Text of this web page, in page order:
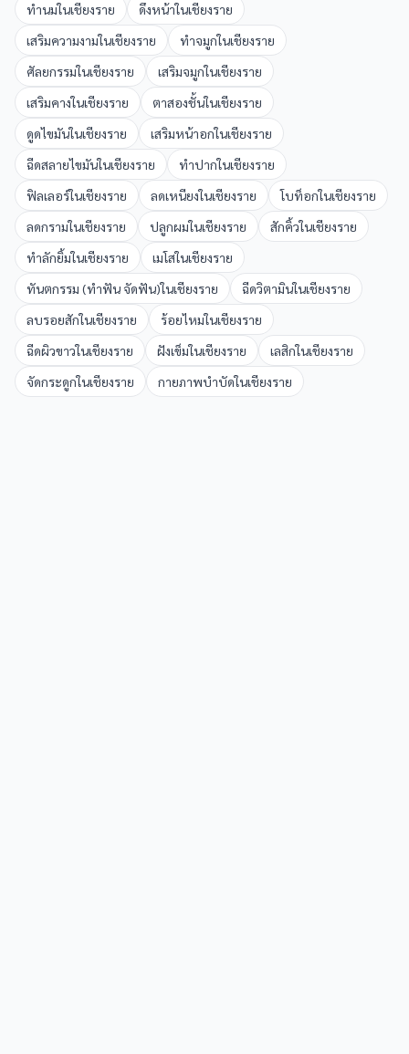
ทำนมในเชียงราย ดึงหน้าในเชียงราย
เสริมความงามในเชียงราย ทำจมูกในเชียงราย
ศัลยกรรมในเชียงราย เสริมจมูกในเชียงราย
เสริมคางในเชียงราย ตาสองชั้นในเชียงราย
ดูดไขมันในเชียงราย เสริมหน้าอกในเชียงราย
ฉีดสลายไขมันในเชียงราย ทำปากในเชียงราย
ฟิลเลอร์ในเชียงราย ลดเหนียงในเชียงราย โบท็อกในเชียงราย
ลดกรามในเชียงราย ปลูกผมในเชียงราย สักคิ้วในเชียงราย
ทำลักยิ้มในเชียงราย เมโสในเชียงราย
ทันตกรรม (ทำฟัน จัดฟัน)ในเชียงราย ฉีดวิตามินในเชียงราย
ลบรอยสักในเชียงราย ร้อยไหมในเชียงราย
ฉีดผิวขาวในเชียงราย ฝังเข็มในเชียงราย เลสิกในเชียงราย
จัดกระดูกในเชียงราย กายภาพบำบัดในเชียงราย